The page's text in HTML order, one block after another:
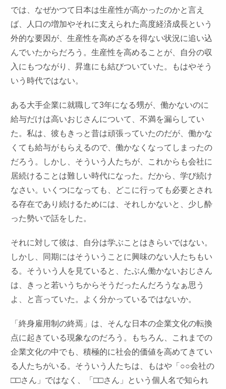
では、なぜかつて日本は生産性が高かったのかと言え
ば、人口の増加やそれに支えられた高度経済成長という
外的な要因が、生産性を高めざるを得ない状況に追い込
んでいたからだろう。生産性を高めることが、自分の収
入にもつながり、昇進にも結びついていた。もはやそう
いう時代ではない。
ある大手企業に就職して3年になる甥が、働かないのに
給与だけは高いおじさんについて、不満を漏らしてい
た。私は、彼もきっと昔は頑張っていたのだが、働かな
くても給与がもらえるので、働かなくなってしまったの
だろう。しかし、そういう人たちが、これからも会社に
居続けることは難しい時代になった。だから、学び続け
なさい。いくつになっても、どこに行っても必要とされ
る存在であり続けるためには、それしかないと、少し酔
った勢いで話をした。
それに対して彼は、自分は学ぶことはきらいではない。
しかし、同期にはそういうことに興味のない人たちもい
る。そういう人を見ていると、たぶん働かないおじさん
は、きっと若いうちからそうだったんだろうなぁ思う
よ、と言っていた。よく分かっているではないか。
「終身雇用制の終焉」は、そんな日本の企業文化の転換
点に起きている現象なのだろう。もちろん、これまでの
企業文化の中でも、積極的に社会的価値を高めてきてい
る人たちがいる。そういう人たちは、もはや「○○会社の
□□さん」ではなく、「□□さん」という個人名で知られ